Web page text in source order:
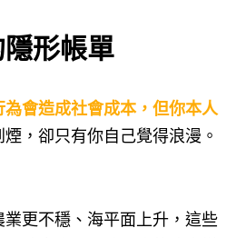
形帳單
為會造成社會成本，但你本人
，卻只有你自己覺得浪漫。
業更不穩、海平面上升，這些